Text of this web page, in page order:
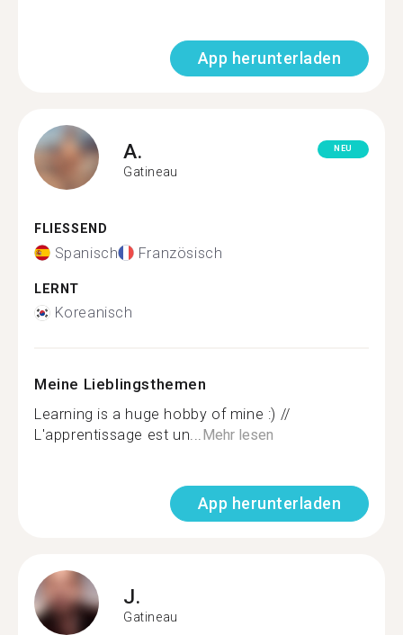
App herunterladen
A.
Gatineau
NEU
FLIESSEND
Spanisch Französisch
LERNT
Koreanisch
Meine Lieblingsthemen
Learning is a huge hobby of mine :) //
L'apprentissage est un...Mehr lesen
App herunterladen
J.
Gatineau